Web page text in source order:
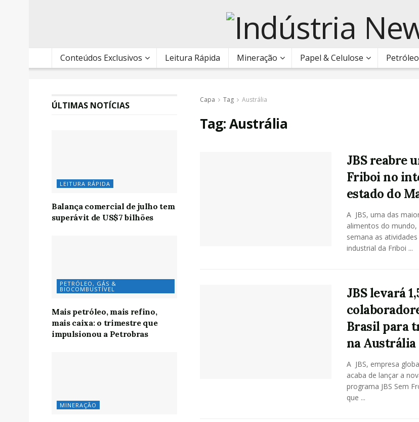
Conteúdos Exclusivos Leitura Rápida Mineração Papel & Celulose
Capa Tag Austrália
Tag:Austrália
JBS reabre
Friboi no
estado do
A JBS, uma das
alimentos do
semana as
industrial da Friboi ...
JBS levará
Brasil para
na Austrália
A JBS, empresa
acaba de lançar a
programa JBS Sem
que ...
ÚLTIMAS NOTÍCIAS
LEITURA RÁPIDA
Balança comercial de julho tem
superávit de US$7 bilhões
PETRÓLEO, GÁS &
BIOCOMBUSTÍVEL
Mais petróleo, mais refino,
mais caixa: o trimestre que
impulsionou a Petrobras
MINERAÇÃO